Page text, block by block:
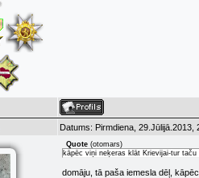
Datums: Pirmdiena,
Quote (otomars)
kāpēc viņi neķeras klāt Krievijai-tur
domāju, tā paša iemesla dēļ,